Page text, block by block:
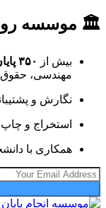
🏛 موسسه
بیش از ۳۵۰ پایان‌نامه کارشناسی ارشد
مهندسی،
نگارش و
استخراج و چاپ
همکاری با